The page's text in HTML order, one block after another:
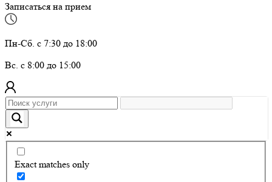
Записаться на прием
Пн-Сб. с 7:30 до 18:00
Вс. с 8:00 до 15:00
Exact matches only